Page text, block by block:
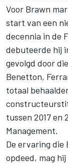
Voor Brawn
start van een
decennia in de
debuteerde hij
gevolgd door
Benetton,
totaal
tussen 2017 en
Management.
De ervaring die
opdeed, mag